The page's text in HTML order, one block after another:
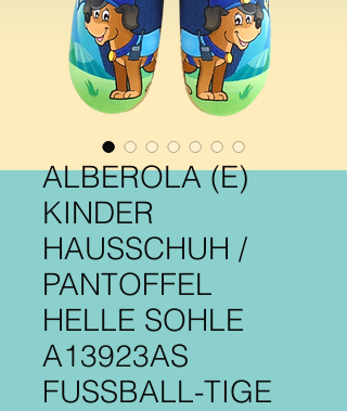
ALBEROLA (E)
KINDER
HAUSSCHUH /
PANTOFFEL
HELLE SOHLE
A13923AS
FUSSBALL-TIGE